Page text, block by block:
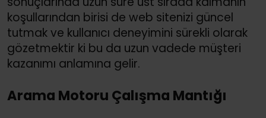
koşullarından birisi de web sitenizi güncel
tutmak ve kullanıcı deneyimini sürekli olarak
gözetmektir ki bu da uzun vadede müşteri
kazanımı anlamına gelir.
Arama Motoru Çalışma Mantığı